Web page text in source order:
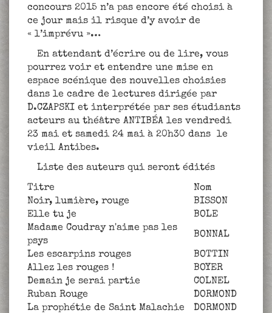
concours 2015 n’a pas encore été choisi à
ce jour mais il risque d’y avoir de
« l’imprévu »…
En attendant d’écrire ou de lire, vous
pourrez voir et entendre une mise en
espace scénique des nouvelles choisies
dans le cadre de lectures dirigée par
D.CZAPSKI et interprétée par ses étudiants
acteurs au théâtre ANTIBÉA les vendredi
23 mai et samedi 24 mai à 20h30 dans le
vieil Antibes.
Liste des auteurs qui seront édités
Titre
Nom
Noir, lumière, rouge
BISSON
Elle tu je
BOLE
Madame Coudray n'aime pas les
psys
BONNAL
Les escarpins rouges
BOTTIN
Allez les rouges !
BOYER
Demain je serai partie
COLNEL
Ruban Rouge
DORMOND
La prophétie de Saint Malachie
DORMOND